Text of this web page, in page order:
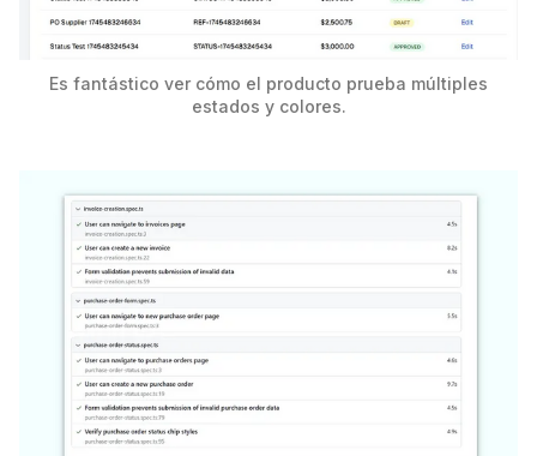
Es fantástico ver cómo el producto prueba múltiples
estados y colores.